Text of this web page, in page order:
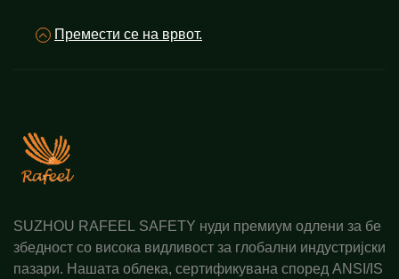
Премести се на врвот.
SUZHOU RAFEEL SAFETY нуди премиум одлени за бе
збедност со висока видливост за глобални индустријски
пазари. Нашата облека, сертификувана според ANSI/IS